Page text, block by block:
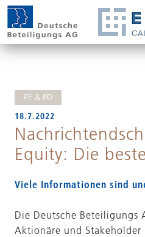
PE & PD
18.7.2022
Equity: Die
Viele Informationen sind
Die Deutsche Beteiligungs
Aktionäre und Stakeholder